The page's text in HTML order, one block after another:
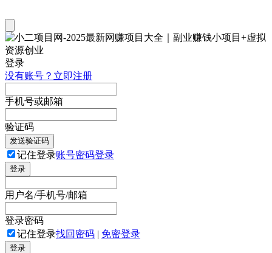
登录
没有账号？立即注册
手机号或邮箱
验证码
发送验证码
记住登录账号密码登录
登录
用户名/手机号/邮箱
登录密码
记住登录找回密码 | 免密登录
登录